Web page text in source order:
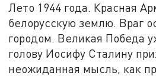
Лето 1944 года. Красная
белорусскую землю. Враг
городом. Великая Победа
голову Иосифу Сталину
неожиданная мысль, как